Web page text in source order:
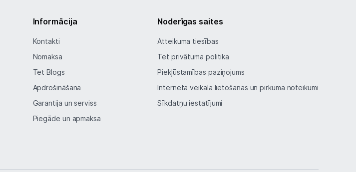
Informācija
Kontakti
Nomaksa
Tet Blogs
Apdrošināšana
Garantija un serviss
Piegāde un apmaksa
Noderīgas saites
Atteikuma tiesības
Tet privātuma politika
Piekļūstamības paziņojums
Interneta veikala lietošanas un pirkuma noteikumi
Sīkdatņu iestatījumi